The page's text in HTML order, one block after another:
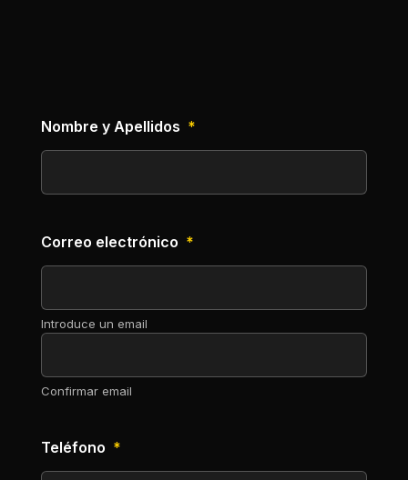
Nombre y Apellidos *
Correo electrónico *
Introduce un email
Confirmar email
Teléfono *